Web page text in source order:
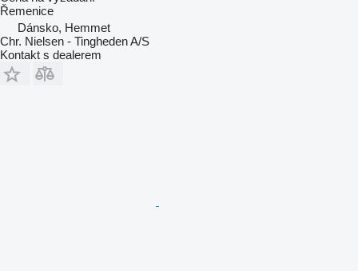
Řemenice
Dánsko, Hemmet
Chr. Nielsen - Tingheden A/S
Kontakt s dealerem